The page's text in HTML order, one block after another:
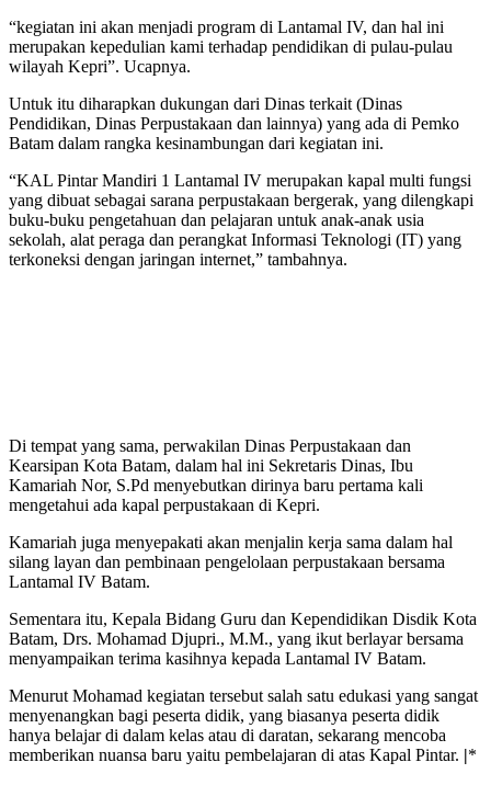
“kegiatan ini akan menjadi program di Lantamal IV, dan hal ini
merupakan kepedulian kami terhadap pendidikan di pulau-pulau
wilayah Kepri”. Ucapnya.
Untuk itu diharapkan dukungan dari Dinas terkait (Dinas
Pendidikan, Dinas Perpustakaan dan lainnya) yang ada di Pemko
Batam dalam rangka kesinambungan dari kegiatan ini.
“KAL Pintar Mandiri 1 Lantamal IV merupakan kapal multi fungsi
yang dibuat sebagai sarana perpustakaan bergerak, yang dilengkapi
buku-buku pengetahuan dan pelajaran untuk anak-anak usia
sekolah, alat peraga dan perangkat Informasi Teknologi (IT) yang
terkoneksi dengan jaringan internet,” tambahnya.
Di tempat yang sama, perwakilan Dinas Perpustakaan dan
Kearsipan Kota Batam, dalam hal ini Sekretaris Dinas, Ibu
Kamariah Nor, S.Pd menyebutkan dirinya baru pertama kali
mengetahui ada kapal perpustakaan di Kepri.
Kamariah juga menyepakati akan menjalin kerja sama dalam hal
silang layan dan pembinaan pengelolaan perpustakaan bersama
Lantamal IV Batam.
Sementara itu, Kepala Bidang Guru dan Kependidikan Disdik Kota
Batam, Drs. Mohamad Djupri., M.M., yang ikut berlayar bersama
menyampaikan terima kasihnya kepada Lantamal IV Batam.
Menurut Mohamad kegiatan tersebut salah satu edukasi yang sangat
menyenangkan bagi peserta didik, yang biasanya peserta didik
hanya belajar di dalam kelas atau di daratan, sekarang mencoba
memberikan nuansa baru yaitu pembelajaran di atas Kapal Pintar. |*